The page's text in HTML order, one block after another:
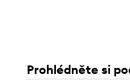
Prohlédněte si